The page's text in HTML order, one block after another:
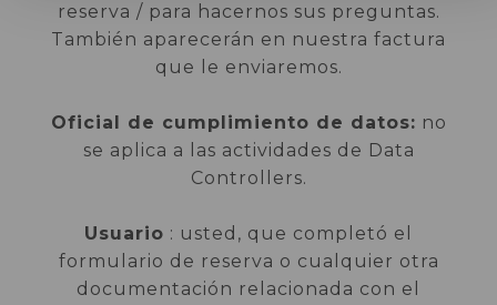
reserva / para hacernos sus preguntas.
También aparecerán en nuestra factura
que le enviaremos.
Oficial de cumplimiento de datos: no
se aplica a las actividades de Data
Controllers.
Usuario : usted, que completó el
formulario de reserva o cualquier otra
documentación relacionada con el